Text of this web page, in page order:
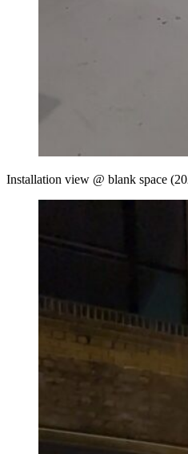
Installation view @ blank space